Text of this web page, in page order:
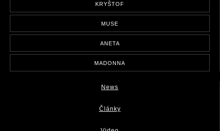
KRYŠTOF
MUSE
ANETA
MADONNA
News
Články